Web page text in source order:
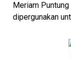
Meriam
dipergunakan